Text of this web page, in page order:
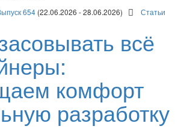
654 (22.06.2026 - 28.06.2026) Статьи
всё
комфорт
разработку